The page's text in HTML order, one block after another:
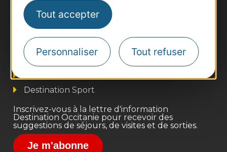
Tout accepter
Personnaliser Tout refuser
Thermalisme
Business/Mice
Pros d'Occitanie
Site presse et d'influence
Destination Sport
Inscrivez-vous à la lettre d'information
Destination Occitanie pour recevoir des
suggestions de séjours, de visites et de sorties.
Je m'abonne